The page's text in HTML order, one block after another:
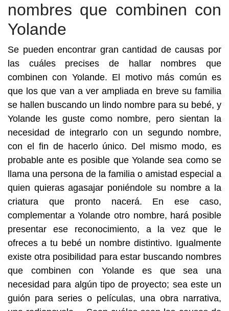
nombres que combinen con
Yolande
Se pueden encontrar gran cantidad de causas por
las cuáles precises de hallar nombres que
combinen con Yolande. El motivo más común es
que los que van a ver ampliada en breve su familia
se hallen buscando un lindo nombre para su bebé, y
Yolande les guste como nombre, pero sientan la
necesidad de integrarlo con un segundo nombre,
con el fin de hacerlo único. Del mismo modo, es
probable ante es posible que Yolande sea como se
llama una persona de la familia o amistad especial a
quien quieras agasajar poniéndole su nombre a la
criatura que pronto nacerá. En ese caso,
complementar a Yolande otro nombre, hará posible
presentar ese reconocimiento, a la vez que le
ofreces a tu bebé un nombre distintivo. Igualmente
existe otra posibilidad para estar buscando nombres
que combinen con Yolande es que sea una
necesidad para algún tipo de proyecto; sea este un
guión para series o películas, una obra narrativa,